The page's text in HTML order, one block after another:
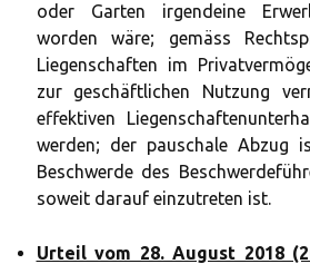
oder Garten irgendeine
worden wäre; gemäss
Liegenschaften im
zur geschäftlichen Nutzung
effektiven
werden; der pauschale Abzug
Beschwerde des
soweit darauf einzutreten ist.
Urteil vom 28. August 2018